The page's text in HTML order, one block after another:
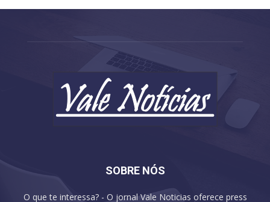
SOBRE NÓS
O que te interessa? - O jornal Vale Noticias oferece press